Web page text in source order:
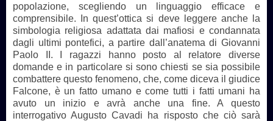
popolazione, scegliendo un linguaggio efficace e
comprensibile. In quest’ottica si deve leggere anche la
simbologia religiosa adattata dai mafiosi e condannata
dagli ultimi pontefici, a partire dall’anatema di Giovanni
Paolo II. I ragazzi hanno posto al relatore diverse
domande e in particolare si sono chiesti se sia possibile
combattere questo fenomeno, che, come diceva il giudice
Falcone, è un fatto umano e come tutti i fatti umani ha
avuto un inizio e avrà anche una fine. A questo
interrogativo Augusto Cavadi ha risposto che ciò sarà